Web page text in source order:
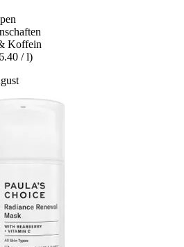
Koffein
/ l)